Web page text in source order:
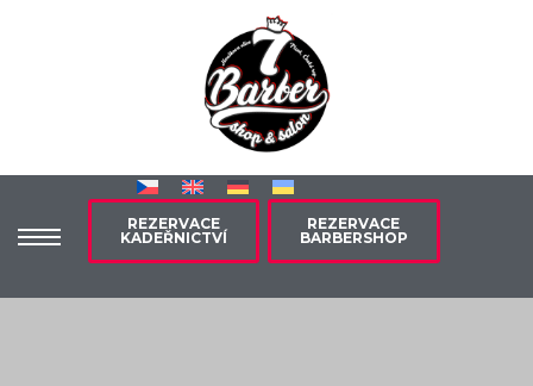
REZERVACE
BARBERSHOP
REZERVACE
KADEŘNICTVÍ